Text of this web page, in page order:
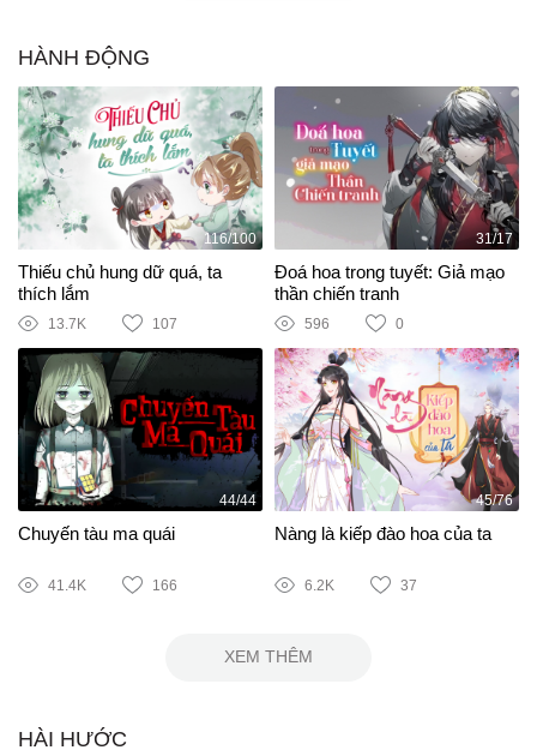
HÀNH ĐỘNG
116/100
Thiếu chủ hung dữ quá, ta
thích lắm
13.7K 107
31/17
Đoá hoa trong tuyết: Giả mạo
thần chiến tranh
596 0
44/44
Chuyến tàu ma quái
41.4K 166
45/76
Nàng là kiếp đào hoa của ta
6.2K 37
XEM THÊM
HÀI HƯỚC